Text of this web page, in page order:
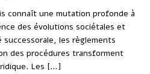
connaît une mutation profonde à
des évolutions sociétales et
les règlements
des procédures transforment
Les […]